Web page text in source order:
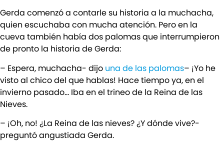
Gerda comenzó a contarle su historia a la muchacha,
quien escuchaba con mucha atención. Pero en la
cueva también había dos palomas que interrumpieron
de pronto la historia de Gerda:
– Espera, muchacha- dijo una de las palomas– ¡Yo he
visto al chico del que hablas! Hace tiempo ya, en el
invierno pasado… Iba en el trineo de la Reina de las
Nieves.
– ¡Oh, no! ¿La Reina de las nieves? ¿Y dónde vive?-
preguntó angustiada Gerda.